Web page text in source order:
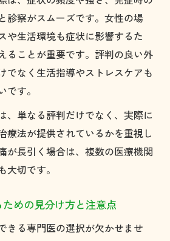
める頭痛の根本改善アプロー
相談するメリットと注意点
神経外科の選び方と比較項目
るべき頭痛の症状と経過
けられる主な検査と治療例
への長期的改善戦略を提案
診察がスムーズです。女性の場
や生活環境も症状に影響するた
ることが重要です。評判の良い外
でなく生活指導やストレスケアも
す。
、単なる評判だけでなく、実際に
療法が提供されているかを重視し
が長引く場合は、複数の医療機関
大切です。
めの見分け方と注意点
きる専門医の選択が欠かせませ